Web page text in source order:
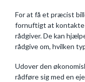
For at få et præcist
fornuftigt at kontakte
rådgiver. De kan
rådgive om, hvilken
Udover den
rådføre sig med en